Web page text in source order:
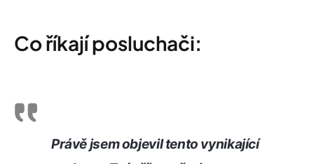
Co říkají posluchači:
Právě jsem objevil tento vynikající